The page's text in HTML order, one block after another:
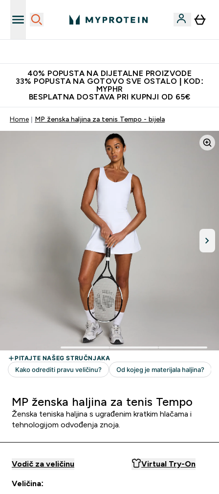
40% POPUSTA NA DIJETALNE PROIZVODE
33% POPUSTA NA GOTOVO SVE OSTALO | KOD:
MYPHR
BESPLATNA DOSTAVA PRI KUPNJI OD 65€
Home MP ženska haljina za tenis Tempo - bijela
MP ženska haljina za tenis Tempo
Ženska teniska haljina s ugrađenim kratkim hlačama i
tehnologijom odvođenja znoja.
Vodič za veličinu Virtual Try-On
Veličina: